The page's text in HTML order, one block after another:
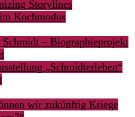
Storylines
Kochmodus
– Biographieprojekt
„Schmidterleben“
wir zukünftig Kriege